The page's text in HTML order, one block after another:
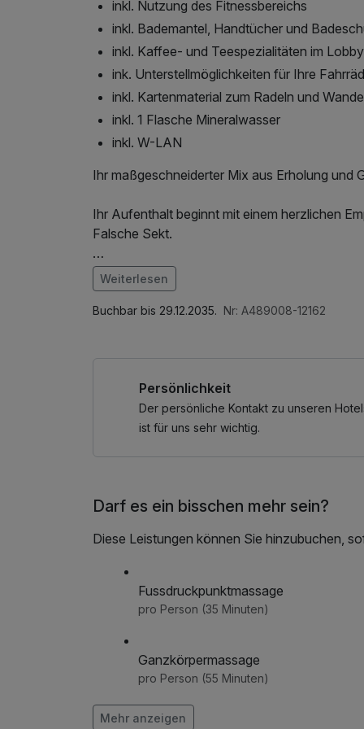
inkl. Nutzung des Fitnessbereichs
inkl. Bademantel, Handtücher und
inkl. Kaffee- und Teespezialitäten im
ink. Unterstellmöglichkeiten für Ihre
inkl. Kartenmaterial zum Radeln und
inkl. 1 Flasche Mineralwasser
inkl. W-LAN
Ihr maßgeschneiderter Mix aus Erholung und
Ihr Aufenthalt beginnt mit einem herzlichen
Falsche Sekt.
In unserem Lobbybereich steht Ihnen
Kaffee- und Teespezialitäten kostenfrei zur
Abends wird Ihnen ein köstliches 3-Gänge
1 Flasche Mineralwasser, Saunabenutzung,
Im Angebot enthalten
1 Flasche Mineralwasser, Saunabenutzung,
Weiterlesen
Buchbar bis 29.12.2035. Nr: A489008-12162
Persönlichkeit
Der persönliche Kontakt zu unseren
ist für uns sehr wichtig.
Darf es ein bisschen mehr sein?
Diese Leistungen können Sie hinzubuchen,
Fussdruckpunktmassage
pro Person (35 Minuten)
Ganzkörpermassage
pro Person (55 Minuten)
Mehr anzeigen